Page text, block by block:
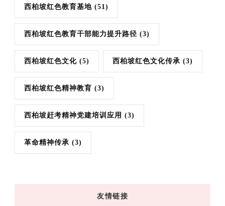
西柏坡红色教育基地 (51)
西柏坡红色教育干部能力提升路径 (3)
西柏坡红色文化 (5) 西柏坡红色文化传承 (3)
西柏坡红色精神教育 (3)
西柏坡赶考精神党建培训应用 (3)
革命精神传承 (3)
友情链接